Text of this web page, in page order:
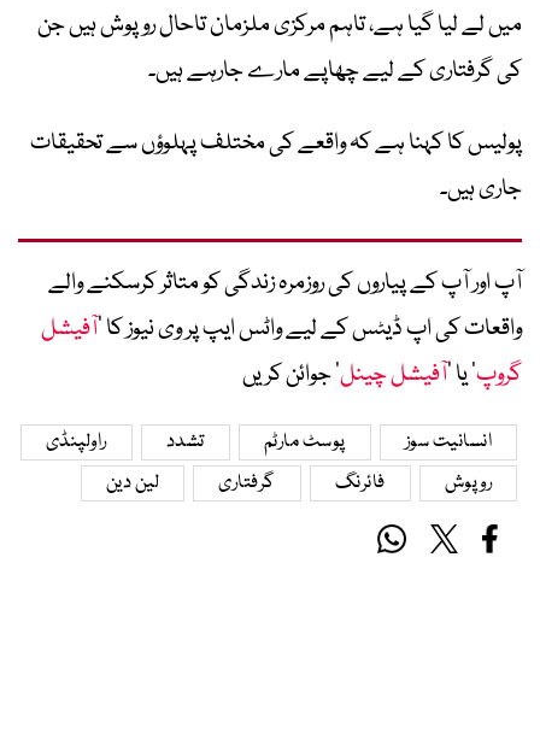
میں لے لیا گیا ہے، تاہم مرکزی ملزمان تاحال روپوش ہیں جن
کی گرفتاری کے لیے چھاپے مارے جارہے ہیں۔
پولیس کا کہنا ہے کہ واقعے کی مختلف پہلوؤں سے تحقیقات
جاری ہیں۔
آپ اور آپ کے پیاروں کی روزمرہ زندگی کو متاثر کرسکنے والے
واقعات کی اپ ڈیٹس کے لیے واٹس ایپ پر وی نیوز کا ’آفیشل
گروپ‘ یا ’آفیشل چینل‘ جوائن کریں
انسانیت سوز پوسٹ مارٹم تشدد
راولپنڈی
روپوش
فائرنگ گرفتاری لین دین